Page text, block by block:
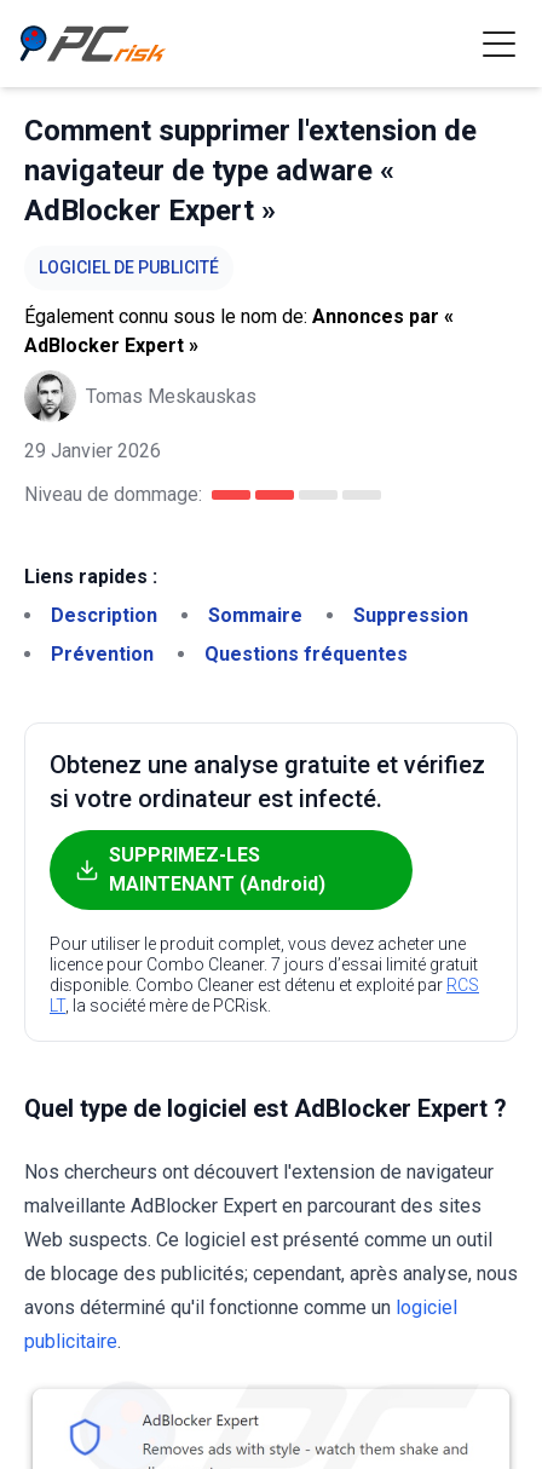
Comment supprimer l'extension de
navigateur de type adware «
AdBlocker Expert »
LOGICIEL DE PUBLICITÉ
Également connu sous le nom de: Annonces par «
AdBlocker Expert »
Tomas Meskauskas
29 Janvier 2026
Niveau de dommage:
Liens rapides :
Description
Sommaire
Suppression
Prévention
Questions fréquentes
Obtenez une analyse gratuite et vérifiez
si votre ordinateur est infecté.
SUPPRIMEZ-LES
MAINTENANT (Android)
Pour utiliser le produit complet, vous devez acheter une
licence pour Combo Cleaner. 7 jours d’essai limité gratuit
disponible. Combo Cleaner est détenu et exploité par RCS
LT, la société mère de PCRisk.
Quel type de logiciel est AdBlocker Expert ?
Nos chercheurs ont découvert l'extension de navigateur
malveillante AdBlocker Expert en parcourant des sites
Web suspects. Ce logiciel est présenté comme un outil
de blocage des publicités; cependant, après analyse, nous
avons déterminé qu'il fonctionne comme un logiciel
publicitaire.